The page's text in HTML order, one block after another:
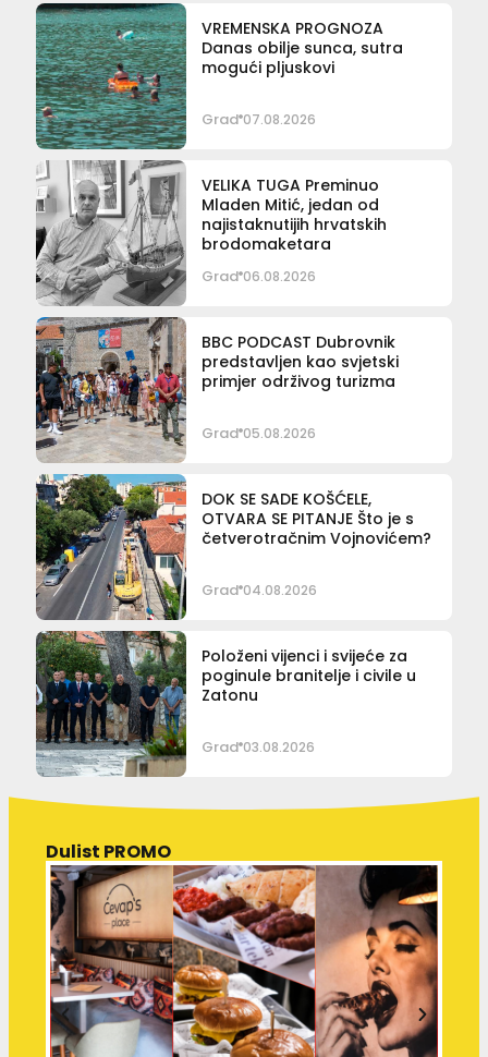
VREMENSKA PROGNOZA
Danas obilje sunca, sutra
mogući pljuskovi
Grad 07.08.2026
VELIKA TUGA Preminuo
Mladen Mitić, jedan od
najistaknutijih hrvatskih
brodomaketara
Grad 06.08.2026
BBC PODCAST Dubrovnik
predstavljen kao svjetski
primjer održivog turizma
Grad 05.08.2026
DOK SE SADE KOŠĆELE,
OTVARA SE PITANJE Što je s
četverotračnim Vojnovićem?
Grad 04.08.2026
Položeni vijenci i svijeće za
poginule branitelje i civile u
Zatonu
Grad 03.08.2026
Dulist PROMO